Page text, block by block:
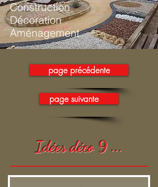
Construction
Décoration
Aménagement
page précédente
page suivante
Idées déco 9 ...